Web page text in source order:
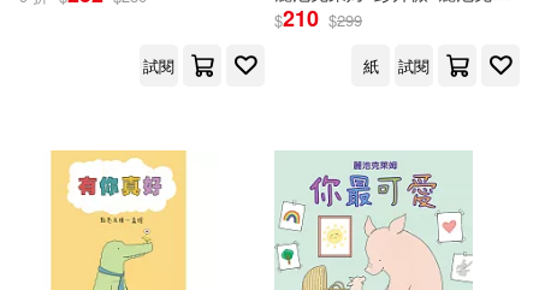
試閱
$210 $299
紙
試閱